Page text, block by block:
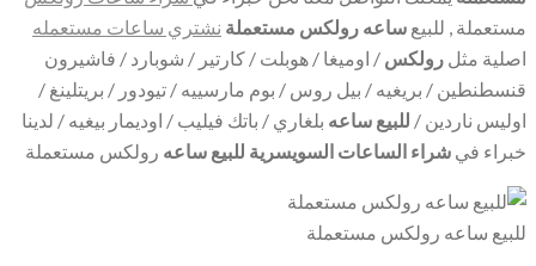
مستعملة , للبيع ساعه رولكس مستعملة نشتري ساعات مستعمله
اصلية مثل رولكس / اوميغا / هوبلت / كارتير / شوبارد / فاشيرون
قنسطنطين / بريغيه / بيل روس / بوم مارسييه / تيودور / بريتلينغ /
اوليس ناردين / للبيع ساعه بلغاري / باتك فيليب / اوديمار بيغيه / لدينا
خبراء في شراء الساعات السويسرية للبيع ساعه رولكس مستعملة
للبيع ساعه رولكس مستعملة